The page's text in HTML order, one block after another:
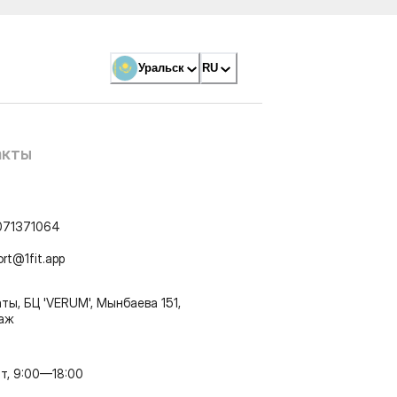
Уральск RU
БЦ 'VERUM', Мынбаева 151,
9:00—18:00